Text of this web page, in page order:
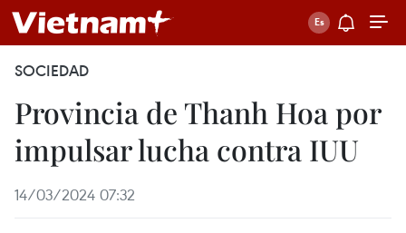
SOCIEDAD
Provincia de Thanh Hoa por
impulsar lucha contra IUU
14/03/2024 07:32